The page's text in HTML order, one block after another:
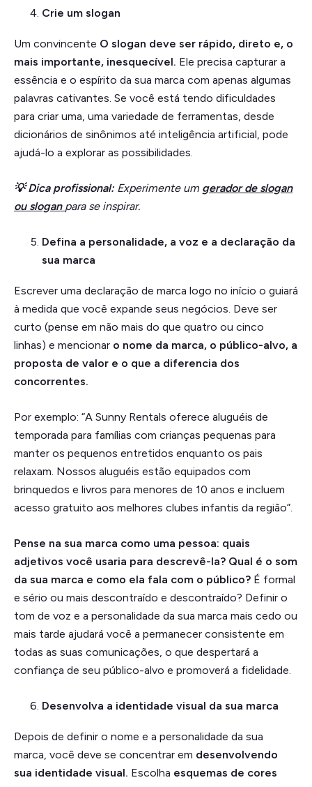
Crie um slogan
Um convincente O slogan deve ser rápido, direto e, o
mais importante, inesquecível. Ele precisa capturar a
essência e o espírito da sua marca com apenas algumas
palavras cativantes. Se você está tendo dificuldades
para criar uma, uma variedade de ferramentas, desde
dicionários de sinônimos até inteligência artificial, pode
ajudá-lo a explorar as possibilidades.
💡 Dica profissional: Experimente um gerador de slogan
ou slogan para se inspirar.
Defina a personalidade, a voz e a declaração da
sua marca
Escrever uma declaração de marca logo no início o guiará
à medida que você expande seus negócios. Deve ser
curto (pense em não mais do que quatro ou cinco
linhas) e mencionar o nome da marca, o público-alvo, a
proposta de valor e o que a diferencia dos
concorrentes.
Por exemplo: “A Sunny Rentals oferece aluguéis de
temporada para famílias com crianças pequenas para
manter os pequenos entretidos enquanto os pais
relaxam. Nossos aluguéis estão equipados com
brinquedos e livros para menores de 10 anos e incluem
acesso gratuito aos melhores clubes infantis da região”.
Pense na sua marca como uma pessoa: quais
adjetivos você usaria para descrevê-la? Qual é o som
da sua marca e como ela fala com o público? É formal
e sério ou mais descontraído e descontraído? Definir o
tom de voz e a personalidade da sua marca mais cedo ou
mais tarde ajudará você a permanecer consistente em
todas as suas comunicações, o que despertará a
confiança de seu público-alvo e promoverá a fidelidade.
Desenvolva a identidade visual da sua marca
Depois de definir o nome e a personalidade da sua
marca, você deve se concentrar em desenvolvendo
sua identidade visual. Escolha esquemas de cores